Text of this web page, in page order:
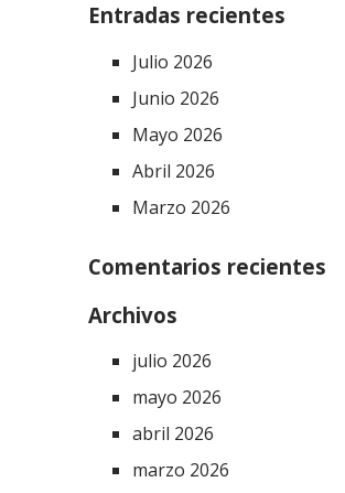
Entradas recientes
Julio 2026
Junio 2026
Mayo 2026
Abril 2026
Marzo 2026
Comentarios recientes
Archivos
julio 2026
mayo 2026
abril 2026
marzo 2026